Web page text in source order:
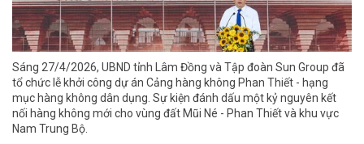
Sáng 27/4/2026, UBND tỉnh Lâm Đồng và Tập đoàn Sun Group đã
tổ chức lễ khởi công dự án Cảng hàng không Phan Thiết - hạng
mục hàng không dân dụng. Sự kiện đánh dấu một kỷ nguyên kết
nối hàng không mới cho vùng đất Mũi Né - Phan Thiết và khu vực
Nam Trung Bộ.